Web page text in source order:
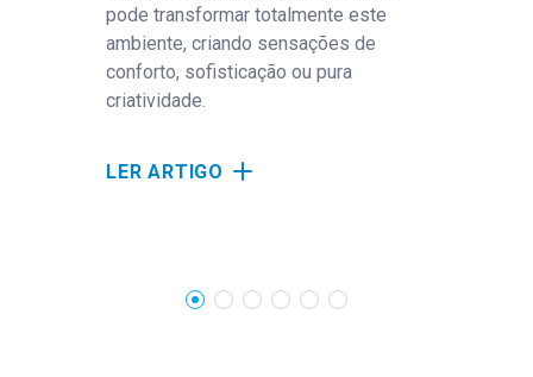
pode transformar totalmente este
ambiente, criando sensações de
conforto, sofisticação ou pura
criatividade.
LER ARTIGO